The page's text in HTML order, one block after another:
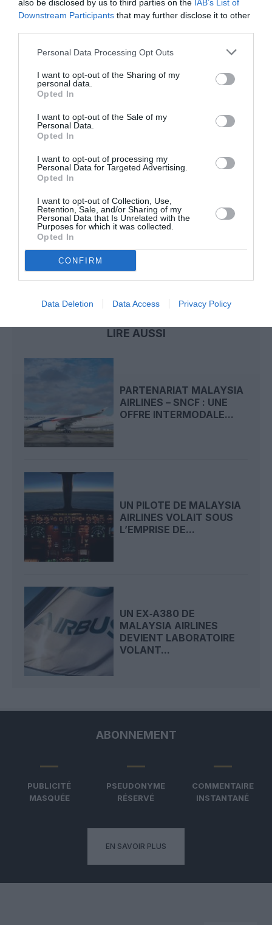
also be disclosed by us to third parties on the IAB’s List of
Downstream Participants that may further disclose it to other
Personal Data Processing Opt Outs
I want to opt-out of the Sharing of my
personal data.
Opted In
I want to opt-out of the Sale of my
Personal Data.
Opted In
I want to opt-out of processing my
Personal Data for Targeted Advertising.
Opted In
I want to opt-out of Collection, Use,
Retention, Sale, and/or Sharing of my
Personal Data that Is Unrelated with the
Purposes for which it was collected.
Opted In
CONFIRM
Data Deletion Data Access Privacy Policy
DERNIERS COMMENTAIRES
Mathématiquesa commenté l'article :
19 h 23 sans escale : le Boeing 777F de National
Nice–Corse : ces vols électriques qui se profilent à
l’horizon 2030
Airbus A380 Kuala Lumpur
LIRE AUSSI
PARTENARIAT MALAYSIA
AIRLINES – SNCF : UNE
OFFRE INTERMODALE...
UN PILOTE DE MALAYSIA
AIRLINES VOLAIT SOUS
L’EMPRISE DE...
UN EX‑A380 DE
MALAYSIA AIRLINES
DEVIENT LABORATOIRE
VOLANT...
ABONNEMENT
PUBLICITÉ
MASQUÉE
PSEUDONYME
RÉSERVÉ
COMMENTAIRE
INSTANTANÉ
EN SAVOIR PLUS